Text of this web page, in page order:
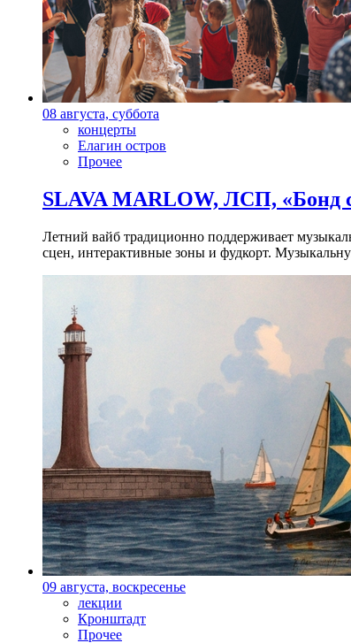
08 августа, суббота
концерты
Елагин остров
Прочее
SLAVA MARLOW, ЛСП, «Бонд
Летний вайб традиционно поддерживает
сцен, интерактивные зоны и фудкорт.
09 августа, воскресенье
лекции
Кронштадт
Прочее